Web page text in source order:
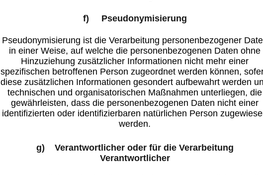
f) Pseudonymisierung
Pseudonymisierung ist die Verarbeitung personenbezogener
in einer Weise, auf welche die personenbezogenen Daten ohne
Hinzuziehung zusätzlicher Informationen nicht mehr einer
spezifischen betroffenen Person zugeordnet werden können,
diese zusätzlichen Informationen gesondert aufbewahrt werden
technischen und organisatorischen Maßnahmen unterliegen, die
gewährleisten, dass die personenbezogenen Daten nicht einer
identifizierten oder identifizierbaren natürlichen Person
werden.
g) Verantwortlicher oder für die Verarbeitung
Verantwortlicher